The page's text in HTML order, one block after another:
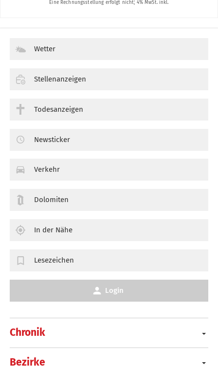
Chronik
Bezirke
Wetter
Stellenanzeigen
Todesanzeigen
Newsticker
Verkehr
Dolomiten
In der Nähe
Lesezeichen
Login